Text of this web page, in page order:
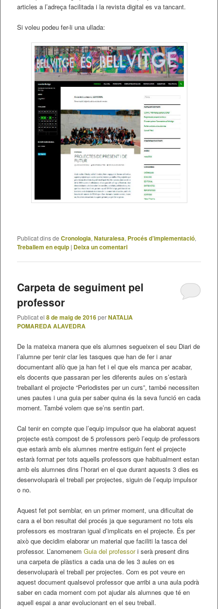
articles a l’adreça facilitada i la revista digital es va tancant.
Si voleu podeu fer-li una ullada:
Publicat dins de Cronologia, Naturalesa, Procés d’implementació,
Treballem en equip | Deixa un comentari
Carpeta de seguiment pel
professor
Publicat el 8 de maig de 2016perNATALIA
POMAREDA ALAVEDRA
De la mateixa manera que els alumnes segueixen el seu Diari de
l’alumne per tenir clar les tasques que han de fer i anar
documentant allò que ja han fet i el que els manca per acabar,
els docents que passaran per les diferents aules on s’estarà
treballant el projecte “Periodistes per un curs”, també necessiten
unes pautes i una guia per saber quina és la seva funció en cada
moment. També volem que se’ns sentin part.
Cal tenir en compte que l’equip impulsor que ha elaborat aquest
projecte està compost de 5 professors però l’equip de professors
que estarà amb els alumnes mentre estiguin fent el projecte
estarà format per tots aquells professors que habitualment estan
amb els alumnes dins l’horari en el que durant aquests 3 dies es
desenvoluparà el treball per projectes, siguin de l’equip impulsor
o no.
Aquest fet pot semblar, en un primer moment, una dificultat de
cara a el bon resultat del procés ja que segurament no tots els
professors es mostraran igual d’implicats en el projecte. És per
això que decidim elaborar un material que faciliti la tasca del
professor. L’anomenem Guia del professori serà present dins
una carpeta de plàstics a cada una de les 3 aules on es
desenvoluparà el treball per projectes. Com es pot veure en
aquest document qualsevol professor que arribi a una aula podrà
saber en cada moment com pot ajudar als alumnes que té en
aquell espai a anar evolucionant en el seu treball.